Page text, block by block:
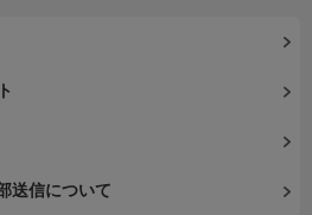
送信について